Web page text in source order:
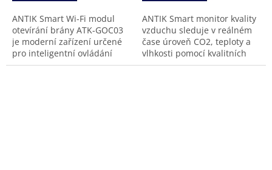
ANTIK Smart Wi-Fi modul
otevírání brány ATK-GOC03
je moderní zařízení určené
pro inteligentní ovládání
garážových dveří nebo
ANTIK Smart monitor kvality
vzduchu sleduje v reálném
čase úroveň CO2, teploty a
vlhkosti pomocí kvalitních
senzorů NDIR. Data jsou